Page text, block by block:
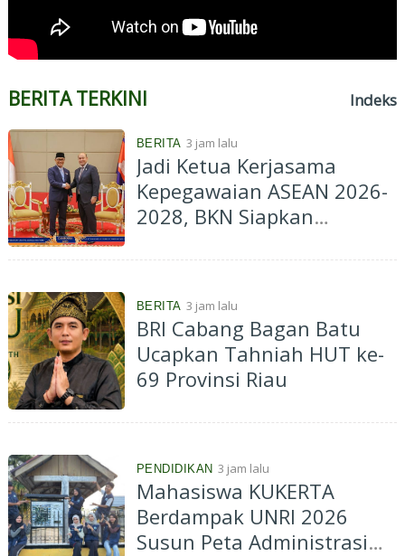
BERITA TERKINI Indeks
BERITA 3 jam lalu
Jadi Ketua Kerjasama
Kepegawaian ASEAN 2026-
2028, BKN Siapkan
Kolaborasi ASN ASEAN
BERITA 3 jam lalu
BRI Cabang Bagan Batu
Ucapkan Tahniah HUT ke-
69 Provinsi Riau
PENDIDIKAN 3 jam lalu
Mahasiswa KUKERTA
Berdampak UNRI 2026
Susun Peta Administrasi